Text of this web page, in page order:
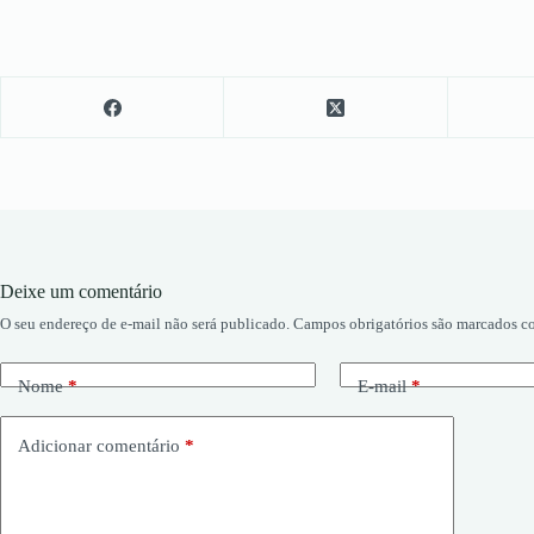
Deixe um comentário
O seu endereço de e-mail não será publicado. Campos obrigatórios são marcados
Nome* E-mail*
Adicionar comentário *